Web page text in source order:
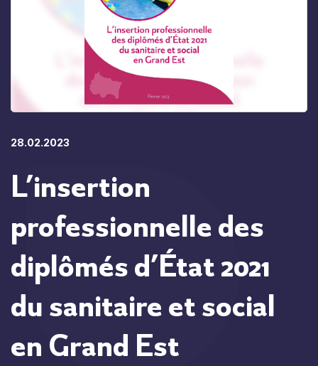
28.02.2023
L’insertion
professionnelle des
diplômés d’État 2021
du sanitaire et social
en Grand Est